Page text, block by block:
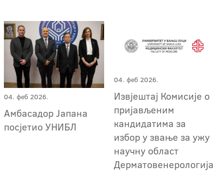
04. феб 2026.
Амбасадор Јапана
посјетио УНИБЛ
04. феб 2026.
Извјештај Комисије о
пријављеним
кандидатима за
избор у звање за ужу
научну област
Дерматовенерологија